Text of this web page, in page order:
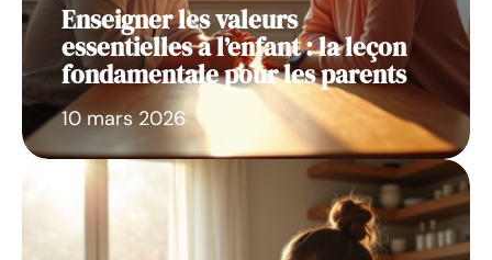
Enseigner les valeurs
essentielles à l’enfant : la leçon
fondamentale pour les parents
10 mars 2026